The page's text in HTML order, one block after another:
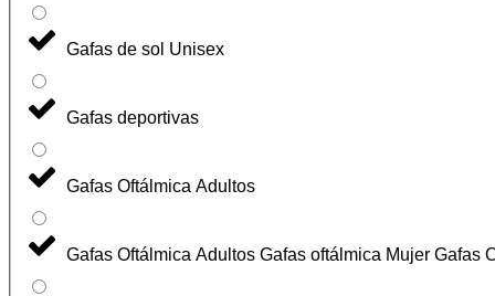
Gafas de sol Unisex
Gafas deportivas
Gafas Oftálmica Adultos
Gafas Oftálmica Adultos Gafas oftálmica Mujer Gafas